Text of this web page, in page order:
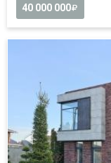
40 000 000